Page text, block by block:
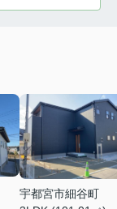
宇都宮市細谷町